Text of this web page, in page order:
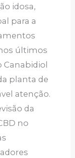
idosa,
para a
últimos
planta de
atenção.
da
no